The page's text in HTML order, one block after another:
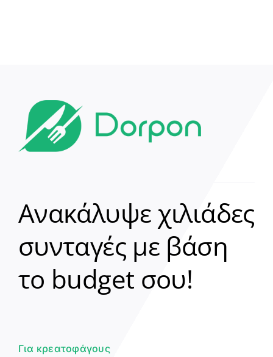
Ανακάλυψε χιλιάδες
συνταγές με βάση
το budget σου!
Για κρεατοφάγους